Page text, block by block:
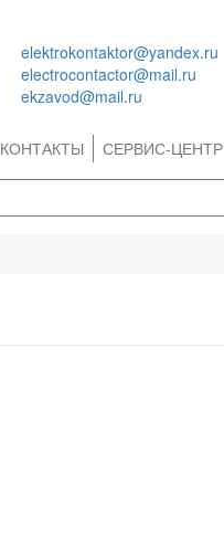
elektrokontaktor@yandex.ru
electrocontactor@mail.ru
ekzavod@mail.ru
КОНТАКТЫ СЕРВИС-ЦЕНТР